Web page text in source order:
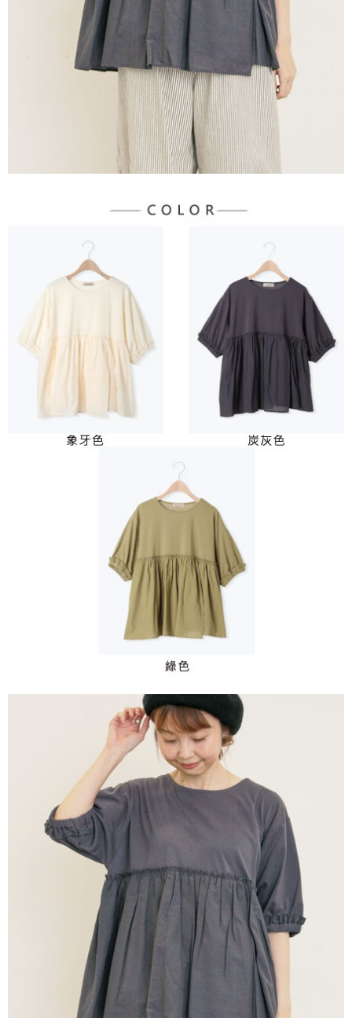
權轉讓予恩沛科技股份有限公司。
２．關於個人資料處理事宜，請瀏覽以下網址：
https://aftee.tw/terms/#terms3
３．未成年的使用者請事先徵得法定代理人或監護人之同意方可使用
「AFTEE先享後付」，若未經同意申辦者引起之損失，本公司不負相關責
４．使用「AFTEE先享後付」時，將依據個別帳號之用戶狀況，依本公司即
時審查核予不同之上限額度；若仍有額度不足之情形，本公司將視審查結果
５．嚴禁一人註冊多個帳號或使用他人資訊註冊。若發現惡意使用之情形，
恩沛科技股份有限公司將有權停止該用戶之使用額度並採取法律行動。
每筆NT$60，滿NT$888(含以上)免運費
每筆NT$90，滿NT$888(含以上)免運費